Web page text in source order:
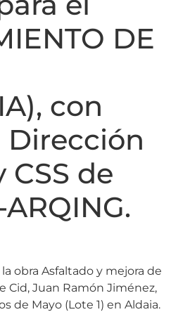
DE
con
Dirección
CSS de
obra Asfaltado y mejora de
Cid, Juan Ramón Jiménez,
de Mayo (Lote 1) en Aldaia.